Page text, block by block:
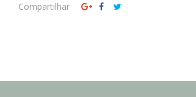
Compartilhar